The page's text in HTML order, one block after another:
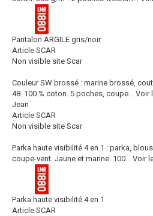
Pantalon ARGILE gris/noir
Article SCAR
Non visible site Scar
Couleur SW brossé : marine brossé,
48. 100 % coton. 5 poches, coupe... Voir
Jean
Article SCAR
Non visible site Scar
Parka haute visibilité 4 en 1 : parka,
coupe-vent. Jaune et marine. 100... Voir
Parka haute visibilité 4 en 1
Article SCAR